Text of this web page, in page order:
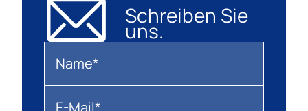
Schreiben Sie
uns.